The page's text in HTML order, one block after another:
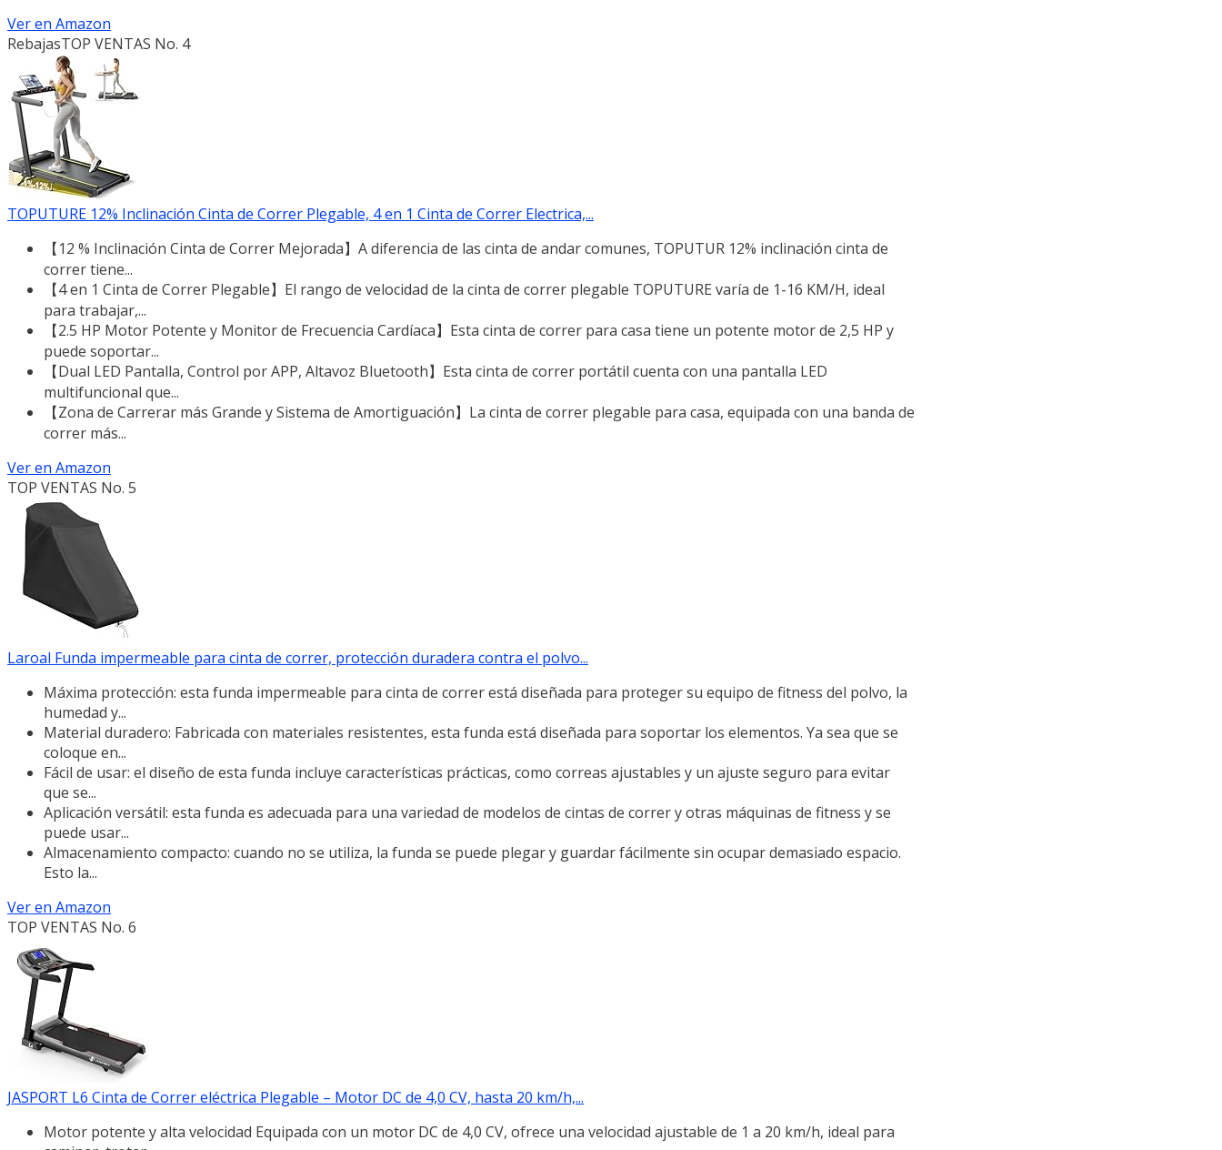
Ver en Amazon
RebajasTOP VENTAS No. 4
TOPUTURE 12% Inclinación Cinta de Correr Plegable, 4 en 1 Cinta de Correr Electrica,...
【12 % Inclinación Cinta de Correr Mejorada】A diferencia de las cinta de andar comunes, TOPUTUR 12% inclinación cinta de
correr tiene...
【4 en 1 Cinta de Correr Plegable】El rango de velocidad de la cinta de correr plegable TOPUTURE varía de 1-16 KM/H, ideal
para trabajar,...
【2.5 HP Motor Potente y Monitor de Frecuencia Cardíaca】Esta cinta de correr para casa tiene un potente motor de 2,5 HP y
puede soportar...
【Dual LED Pantalla, Control por APP, Altavoz Bluetooth】Esta cinta de correr portátil cuenta con una pantalla LED
multifuncional que...
【Zona de Carrerar más Grande y Sistema de Amortiguación】La cinta de correr plegable para casa, equipada con una banda de
correr más...
Ver en Amazon
TOP VENTAS No. 5
Laroal Funda impermeable para cinta de correr, protección duradera contra el polvo...
Máxima protección: esta funda impermeable para cinta de correr está diseñada para proteger su equipo de fitness del polvo, la
humedad y...
Material duradero: Fabricada con materiales resistentes, esta funda está diseñada para soportar los elementos. Ya sea que se
coloque en...
Fácil de usar: el diseño de esta funda incluye características prácticas, como correas ajustables y un ajuste seguro para evitar
que se...
Aplicación versátil: esta funda es adecuada para una variedad de modelos de cintas de correr y otras máquinas de fitness y se
puede usar...
Almacenamiento compacto: cuando no se utiliza, la funda se puede plegar y guardar fácilmente sin ocupar demasiado espacio.
Esto la...
Ver en Amazon
TOP VENTAS No. 6
JASPORT L6 Cinta de Correr eléctrica Plegable – Motor DC de 4,0 CV, hasta 20 km/h,...
Motor potente y alta velocidad Equipada con un motor DC de 4,0 CV, ofrece una velocidad ajustable de 1 a 20 km/h, ideal para